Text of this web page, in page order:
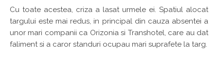
Cu toate acestea, criza a lasat urmele ei. Spatiul alocat
targului este mai redus, in principal din cauza absentei a
unor mari companii ca Orizonia si Transhotel, care au dat
faliment si a caror standuri ocupau mari suprafete la targ.